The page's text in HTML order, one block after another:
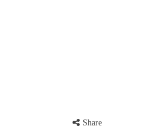
Share